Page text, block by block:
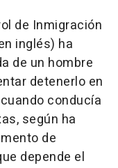
de Inmigración
inglés) ha
de un hombre
detenerlo en
conducía
según ha
de
depende el